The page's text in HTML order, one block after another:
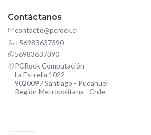
Contáctanos
contacto@pcrock.cl
+56983637390
56983637390
PCRock Computación
La Estrella 1022
9020097 Santiago - Pudahuel
Región Metropolitana - Chile